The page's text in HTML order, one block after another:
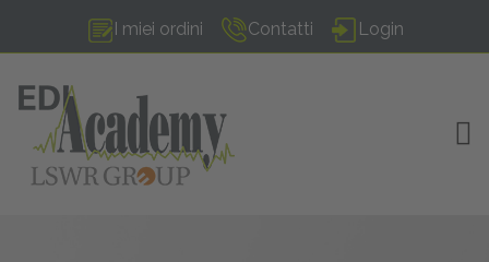
I miei ordini Contatti Login